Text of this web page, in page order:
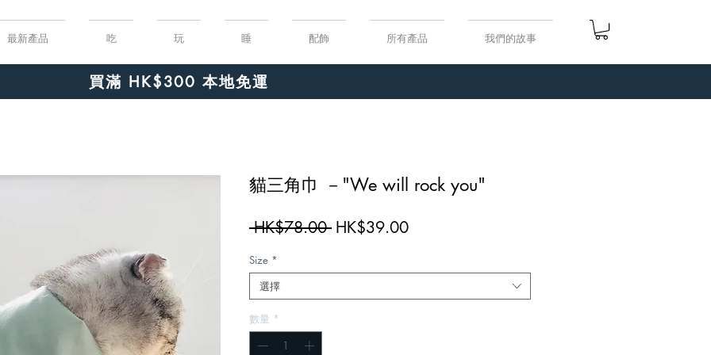
最新產品 吃 玩 睡 配飾 所有產品 我們的故事
貓三角巾 －"We will rock you"
HK$78.00 一
HK$39.00促
Size *
選擇
數量 *
Order $150 or more for free shipping!
買滿 HK$300 本地免運